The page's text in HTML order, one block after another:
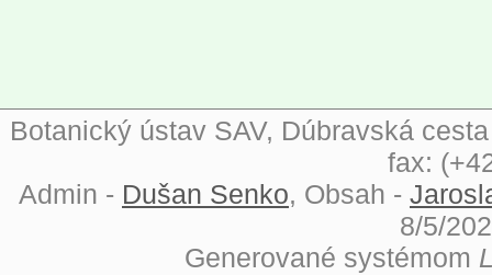
Botanický ústav SAV, Dúbravská
fax:
Admin - Dušan Senko, Obsah -
8/5/
Generované systémom